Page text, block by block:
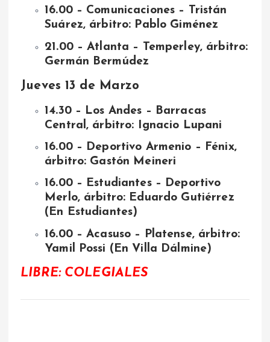
16.00 – Comunicaciones – Tristán
Suárez, árbitro: Pablo Giménez
21.00 – Atlanta – Temperley, árbitro:
Germán Bermúdez
Jueves 13 de Marzo
14.30 – Los Andes – Barracas
Central, árbitro: Ignacio Lupani
16.00 – Deportivo Armenio – Fénix,
árbitro: Gastón Meineri
16.00 – Estudiantes – Deportivo
Merlo, árbitro: Eduardo Gutiérrez
(En Estudiantes)
16.00 – Acasuso – Platense, árbitro:
Yamil Possi (En Villa Dálmine)
LIBRE: COLEGIALES